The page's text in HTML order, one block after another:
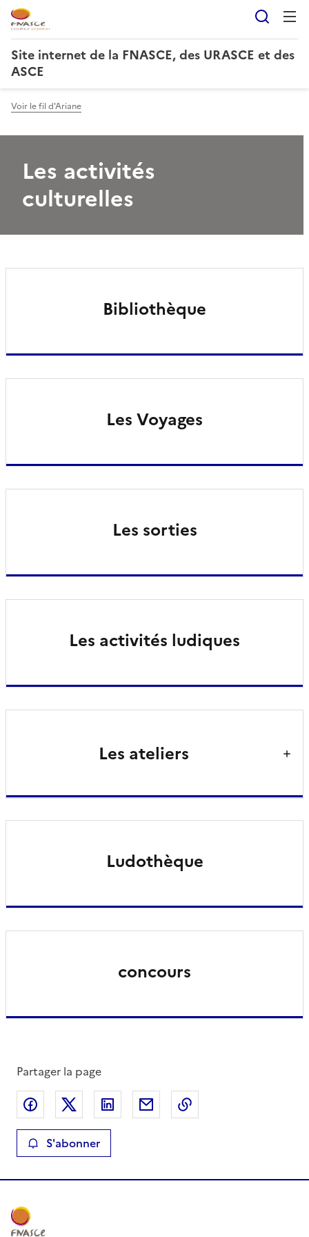
Site internet de la FNASCE, des URASCE et des
ASCE
Voir le fil d'Ariane
Les activités
culturelles
Bibliothèque
Les Voyages
Les sorties
Les activités ludiques
Les ateliers
Ludothèque
concours
Partager la page
Partager sur Facebook
Partager sur XPartager sur LinkedIn
Partager par email
S'abonner